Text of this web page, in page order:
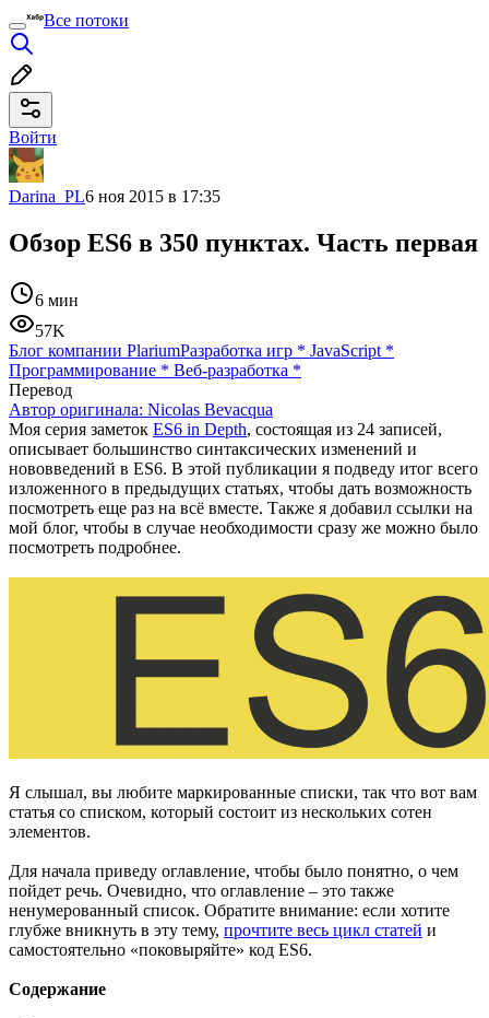
Все потоки
Войти
Darina_PL6 ноя 2015 в 17:35
Обзор ES6 в 350 пунктах. Часть первая
6 мин
57K
Блог компании PlariumРазработка игр * JavaScript *
Программирование * Веб-разработка *
Перевод
Автор оригинала: Nicolas Bevacqua
Моя серия заметок ES6 in Depth, состоящая из 24 записей,
описывает большинство синтаксических изменений и
нововведений в ES6. В этой публикации я подведу итог всего
изложенного в предыдущих статьях, чтобы дать возможность
посмотреть еще раз на всё вместе. Также я добавил ссылки на
мой блог, чтобы в случае необходимости сразу же можно было
посмотреть подробнее.
Я слышал, вы любите маркированные списки, так что вот вам
статья со списком, который состоит из нескольких сотен
элементов.
Для начала приведу оглавление, чтобы было понятно, о чем
пойдет речь. Очевидно, что оглавление – это также
ненумерованный список. Обратите внимание: если хотите
глубже вникнуть в эту тему, прочтите весь цикл статей и
самостоятельно «поковыряйте» код ES6.
Содержание